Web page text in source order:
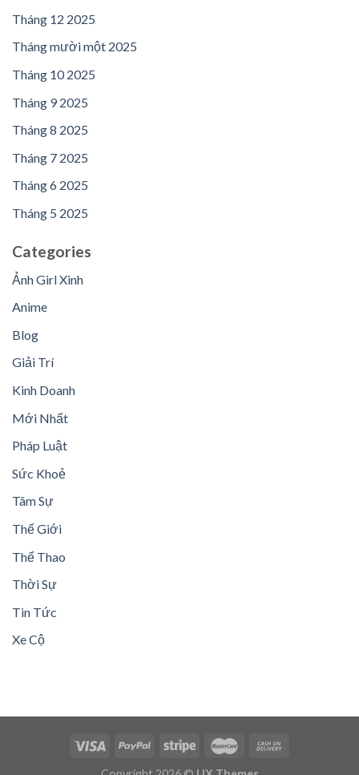
Tháng 12 2025
Tháng mười một 2025
Tháng 10 2025
Tháng 9 2025
Tháng 8 2025
Tháng 7 2025
Tháng 6 2025
Tháng 5 2025
Categories
Ảnh Girl Xinh
Anime
Blog
Giải Trí
Kinh Doanh
Mới Nhất
Pháp Luật
Sức Khoẻ
Tâm Sự
Thế Giới
Thể Thao
Thời Sự
Tin Tức
Xe Cộ